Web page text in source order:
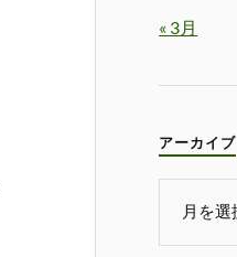
« 3月
アーカイブ